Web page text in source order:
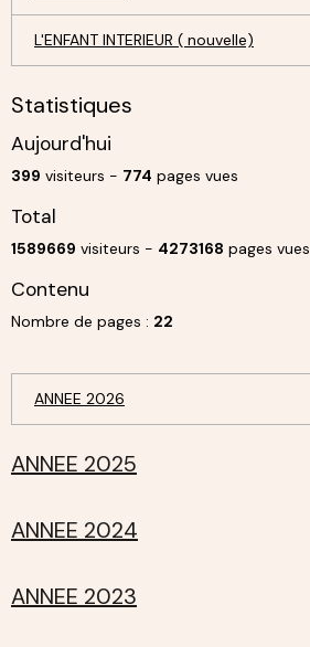
L'ENFANT INTERIEUR ( nouvelle)
Statistiques
Aujourd'hui
399 visiteurs - 774 pages vues
Total
1589669 visiteurs - 4273168 pages vues
Contenu
Nombre de pages : 22
ANNEE 2026
ANNEE 2025
ANNEE 2024
ANNEE 2023